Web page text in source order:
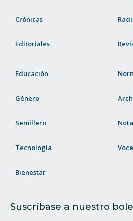
Crónicas
Editoriales
Educación
Género
Semillero
Tecnología
Bienestar
Suscríbase a nuestro